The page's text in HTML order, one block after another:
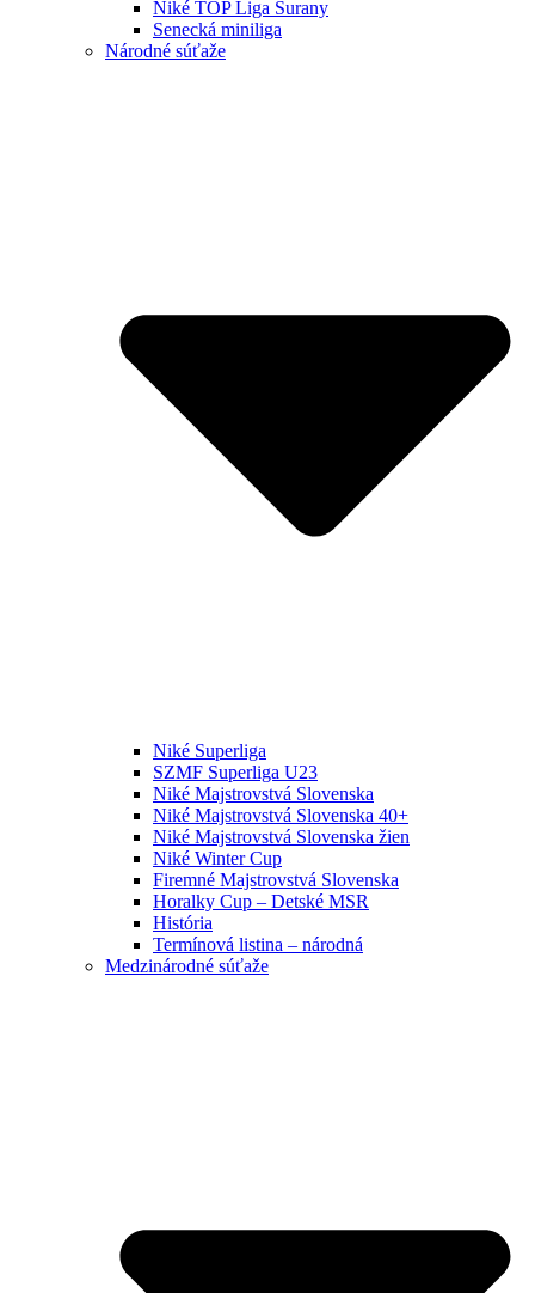
Niké TOP Liga Šurany
Senecká miniliga
Národné súťaže
Niké Superliga
SZMF Superliga U23
Niké Majstrovstvá Slovenska
Niké Majstrovstvá Slovenska 40+
Niké Majstrovstvá Slovenska žien
Niké Winter Cup
Firemné Majstrovstvá Slovenska
Horalky Cup – Detské MSR
História
Termínová listina – národná
Medzinárodné súťaže